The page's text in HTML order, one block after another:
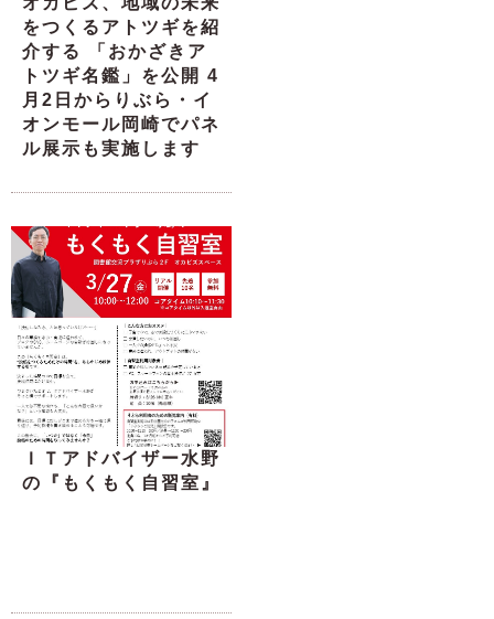
をつくるアトツギを紹
介する 「おかざきア
トツギ名鑑」を公開 4
月2日からりぶら・イ
オンモール岡崎でパネ
ル展示も実施します
ＩＴアドバイザー水野
の『もくもく自習室』